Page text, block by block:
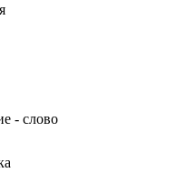
- слово